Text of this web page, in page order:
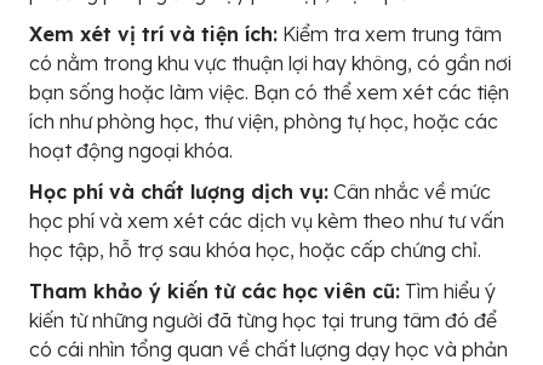
Xem xét vị trí và tiện ích: Kiểm tra xem trung tâm
có nằm trong khu vực thuận lợi hay không, có gần nơi
bạn sống hoặc làm việc. Bạn có thể xem xét các tiện
ích như phòng học, thư viện, phòng tự học, hoặc các
hoạt động ngoại khóa.
Học phí và chất lượng dịch vụ: Cân nhắc về mức
học phí và xem xét các dịch vụ kèm theo như tư vấn
học tập, hỗ trợ sau khóa học, hoặc cấp chứng chỉ.
Tham khảo ý kiến từ các học viên cũ: Tìm hiểu ý
kiến từ những người đã từng học tại trung tâm đó để
có cái nhìn tổng quan về chất lượng dạy học và phản